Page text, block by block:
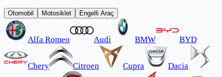
Otomobil Motosiklet Engelli Araç
Alfa Romeo Audi BMW BYD
Chery Citroen Cupra Dacia